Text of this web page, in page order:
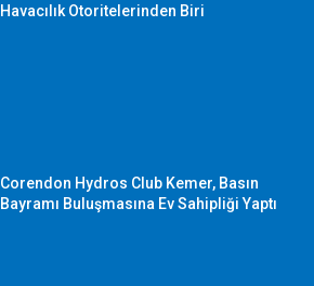
Havacılık Otoritelerinden Biri
Corendon Hydros Club Kemer, Basın
Bayramı Buluşmasına Ev Sahipliği Yaptı